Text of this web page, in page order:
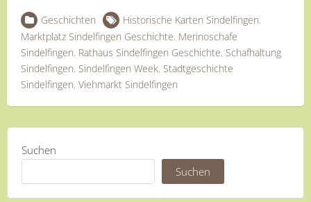
Geschichten Historische Karten Sindelfingen,
Marktplatz Sindelfingen Geschichte, Merinoschafe
Sindelfingen, Rathaus Sindelfingen Geschichte, Schafhaltung
Sindelfingen, Sindelfingen Week, Stadtgeschichte
Sindelfingen, Viehmarkt Sindelfingen
Suchen
Suchen